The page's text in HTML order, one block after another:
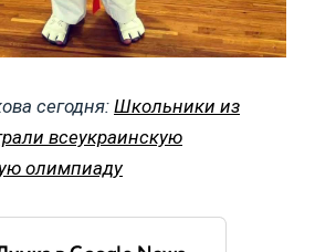
сегодня: Школьники из
всеукраинскую
олимпиаду